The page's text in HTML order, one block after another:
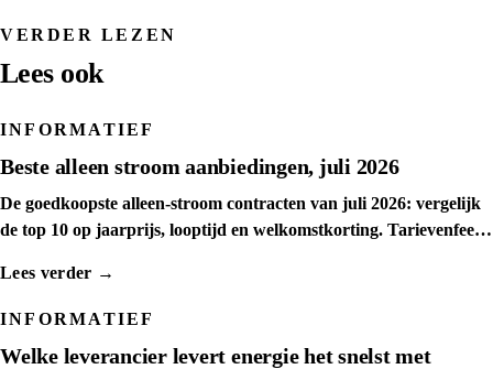
VERDER LEZEN
Lees ook
INFORMATIEF
Beste alleen stroom aanbiedingen, juli 2026
De goedkoopste alleen-stroom contracten van juli 2026: vergelijk
de top 10 op jaarprijs, looptijd en welkomstkorting. Tarievenfeed
Lees verder →
INFORMATIEF
Welke leverancier levert energie het snelst met